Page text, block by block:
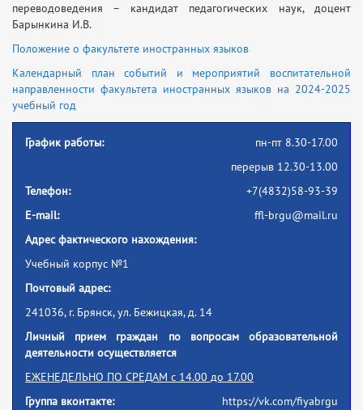
переводоведения – кандидат педагогических наук, доцент
Барынкина И.В.
Положение о факультете иностранных языков
Календарный план событий и мероприятий воспитательной
направленности факультета иностранных языков на 2024-2025
учебный год
График работы:
пн-пт 8.30-17.00
перерыв 12.30-13.00
Телефон:
+7(4832)58-93-39
E-mail:
ffl-brgu@mail.ru
Адрес фактического нахождения:
Учебный корпус №1
Почтовый адрес:
241036, г. Брянск, ул. Бежицкая, д. 14
Личный прием граждан по вопросам образовательной
деятельности осуществляется
ЕЖЕНЕДЕЛЬНО ПО СРЕДАМ с 14.00 до 17.00
Группа вконтакте:
https://vk.com/fiyabrgu